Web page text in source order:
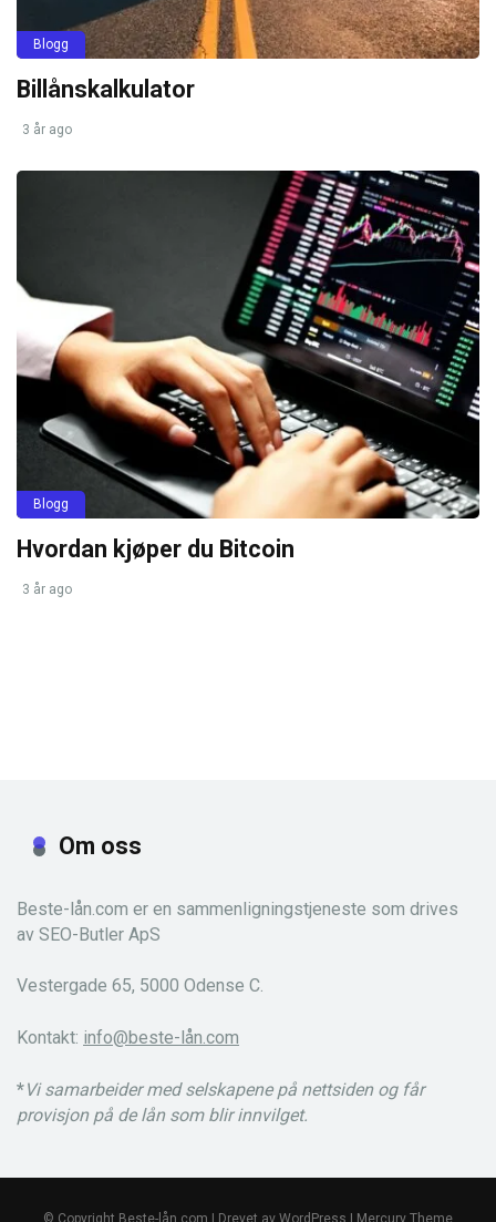
Blogg
Billånskalkulator
3 år ago
Blogg
Hvordan kjøper du Bitcoin
3 år ago
Om oss
Beste-lån.com er en sammenligningstjeneste som drives
av SEO-Butler ApS
Vestergade 65, 5000 Odense C.
Kontakt: info@beste-lån.com
*Vi samarbeider med selskapene på nettsiden og får
provisjon på de lån som blir innvilget.
© Copyright Beste-lån.com | Drevet av WordPress | Mercury Theme